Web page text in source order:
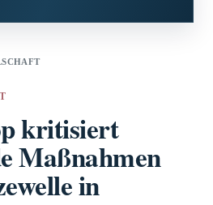
kritisiert
Maßnahmen
in